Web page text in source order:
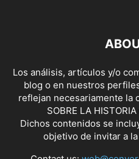
Los análisis, artículos y/o
blog o en nuestros
reflejan necesariamente la
SOBRE LA
Dichos contenidos se
objetivo de invitar a